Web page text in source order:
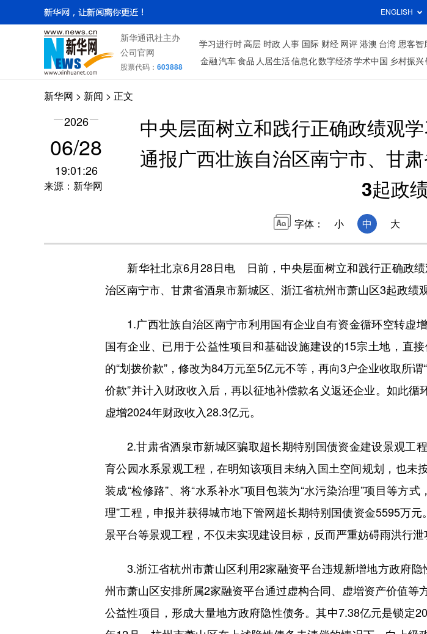
ENGLISH
新华通讯社主办
公司官网
股票代码： 603888
学习进行时 高层 时政 人事 国际 财经 网评 港澳 台湾 思客智
金融 汽车 食品 人居生活信息化数字经济学术中国 乡村振兴
新华网 > 新闻 > 正文
2026
06/28
19:01:26
来源：新华网
中央层面树立和践行正确政绩观
通报广西壮族自治区南宁市、甘
3起政
字体： 小 中 大
新华社北京6月28日电 日前，中央层面树立和践行正确政绩
治区南宁市、甘肃省酒泉市新城区、浙江省杭州市萧山区3起政绩
1.广西壮族自治区南宁市利用国有企业自有资金循环空转虚
国有企业、已用于公益性项目和基础设施建设的15宗土地，直
的“划拨价款”，修改为84万元至5亿元不等，再向3户企业收取所
价款”并计入财政收入后，再以征地补偿款名义返还企业。如此
虚增2024年财政收入28.3亿元。
2.甘肃省酒泉市新城区骗取超长期特别国债资金建设景观工
育公园水系景观工程，在明知该项目未纳入国土空间规划，也未
装成“检修路”、将“水系补水”项目包装为“水污染治理”项目等方
理”工程，申报并获得城市地下管网超长期特别国债资金5595万
景平台等景观工程，不仅未实现建设目标，反而严重妨碍雨洪行泄
3.浙江省杭州市萧山区利用2家融资平台违规新增地方政府隐
州市萧山区安排所属2家融资平台通过虚构合同、虚增资产价值
公益性项目，形成大量地方政府隐性债务。其中7.38亿元是锁定